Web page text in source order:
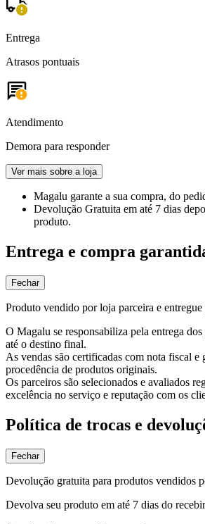
Entrega
Atrasos pontuais
Atendimento
Demora para responder
Ver mais sobre a loja
Magalu garante a sua compra, do
Devolução Gratuita em até 7 dias
produto.
Entrega e compra
Fechar
Produto vendido por loja parceira e
O Magalu se responsabiliza pela entrega
até o destino final.
As vendas são certificadas com nota fiscal e
procedência de produtos originais.
Os parceiros são selecionados e avaliados
excelência no serviço e reputação com os
Política de trocas e
Fechar
Devolução gratuita para produtos vendidos
Devolva seu produto em até 7 dias do